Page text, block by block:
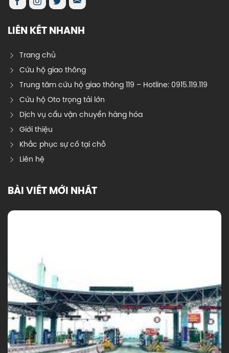
LIÊN KẾT NHANH
Trang chủ
Cứu hộ giao thông
Trung tâm cứu hộ giao thông 119 – Hotline: 0915.119.119
Cứu hộ Oto trọng tải lớn
Dịch vụ cẩu vận chuyển hàng hóa
Giới thiệu
Khắc phục sự cố tại chỗ
Liên hệ
BÀI VIẾT MỚI NHẤT